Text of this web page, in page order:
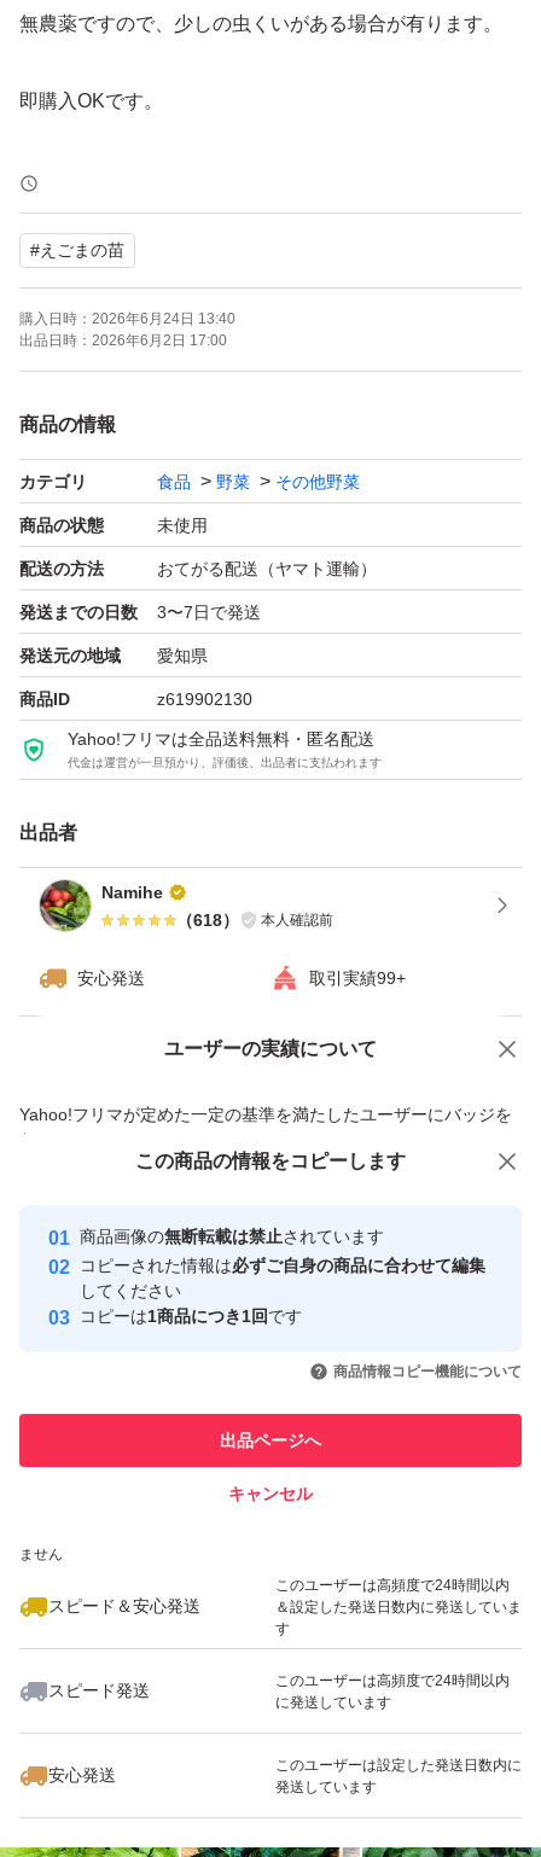
無農薬ですので、少しの虫くいがある場合が有ります。
即購入OKです。
宜しくお願い致します。
#えごま
#えごまの苗
#えごまの苗
購入日時： 2026年6月24日 13:40
出品日時： 2026年6月2日 17:00
商品の情報
カテゴリ 食品 野菜 その他野菜
商品の状態 未使用
配送の方法 おてがる配送（ヤマト運輸）
発送までの日数 3〜7日で発送
発送元の地域 愛知県
商品ID z619902130
Yahoo!フリマは全品送料無料・匿名配送
代金は運営が一旦預かり、評価後、出品者に支払われます
出品者
Namihe
（618） 本人確認前
安心発送 取引実績99+
ユーザーの実績について
Yahoo!フリマが定めた一定の基準を満たしたユーザーにバッジを
付与しています
安心取引出品者
心・安全なユーザーです
取引実績
引を完了させた実績があります
での取引実績があります
ません
スピード＆安心発送
このユーザーは高頻度で24時間以内
＆設定した発送日数内に発送していま
す
スピード発送
このユーザーは高頻度で24時間以内
に発送しています
安心発送
このユーザーは設定した発送日数内に
発送しています
価格の相談 商品への質問
この商品の情報をコピーします
商品画像の無断転載は禁止されています
コピーされた情報は必ずご自身の商品に合わせて編集
してください
コピーは1商品につき1回です
商品情報コピー機能について
出品ページへ
キャンセル
この商品をみている人にオススメ
いいね！
550